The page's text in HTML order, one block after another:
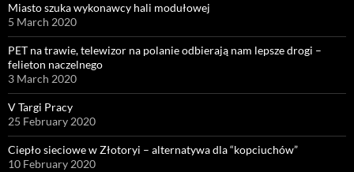
Miasto szuka wykonawcy hali modułowej
5 March 2020
PET na trawie, telewizor na polanie odbierają nam lepsze drogi –
felieton naczelnego
3 March 2020
V Targi Pracy
25 February 2020
Ciepło sieciowe w Złotoryi – alternatywa dla “kopciuchów”
10 February 2020